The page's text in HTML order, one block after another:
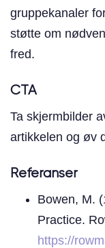
gruppekanaler
støtte om
fred.
CTA
Ta skjermbilder
artikkelen og øv
Referanser
Bowen, M.
Practice.
https://